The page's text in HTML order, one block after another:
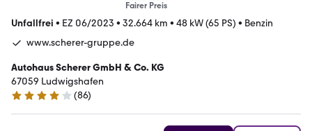
Fairer Preis
Unfallfrei • EZ 06/2023 • 32.664 km • 48 kW (65 PS) • Benzin
www.scherer-gruppe.de
Autohaus Scherer GmbH & Co. KG
67059 Ludwigshafen
4.1 Sterne
(86)